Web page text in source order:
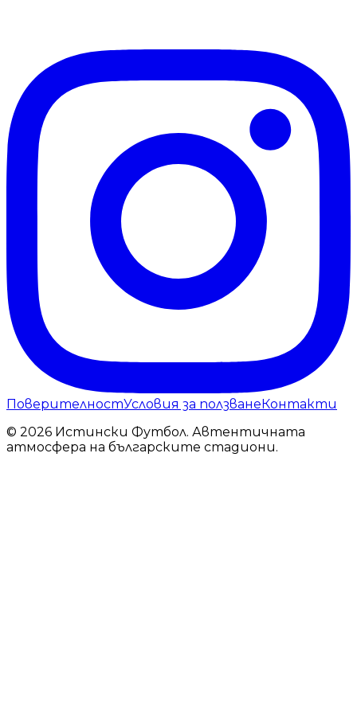
ПоверителностУсловия за ползванеКонтакти
© 2026 Истински Футбол. Автентичната
атмосфера на българските стадиони.